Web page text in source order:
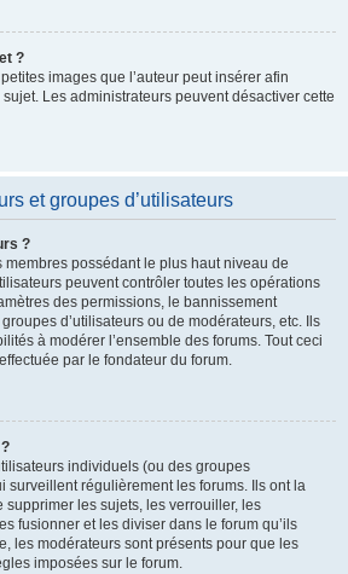
?
images que l’auteur peut insérer afin
Les administrateurs peuvent désactiver cette
et groupes d’utilisateurs
?
membres possédant le plus haut niveau de
peuvent contrôler toutes les opérations
des permissions, le bannissement
d’utilisateurs ou de modérateurs, etc. Ils
à modérer l’ensemble des forums. Tout ceci
par le fondateur du forum.
individuels (ou des groupes
surveillent régulièrement les forums. Ils ont la
les sujets, les verrouiller, les
fusionner et les diviser dans le forum qu’ils
les modérateurs sont présents pour que les
imposées sur le forum.